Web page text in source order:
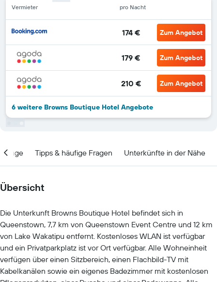
Vermieter pro Nacht
174 € Zum Angebot
179 € Zum Angebot
210 € Zum Angebot
6 weitere Browns Boutique Hotel Angebote
Lage Tipps & häufige Fragen Unterkünfte in der Nähe
Übersicht
Die Unterkunft Browns Boutique Hotel befindet sich in
Queenstown, 7,7 km von Queenstown Event Centre und 12 km
von Lake Wakatipu entfernt. Kostenloses WLAN ist verfügbar
und ein Privatparkplatz ist vor Ort verfügbar. Alle Wohneinheit
verfügen über einen Sitzbereich, einen Flachbild-TV mit
Kabelkanälen sowie ein eigenes Badezimmer mit kostenlosen